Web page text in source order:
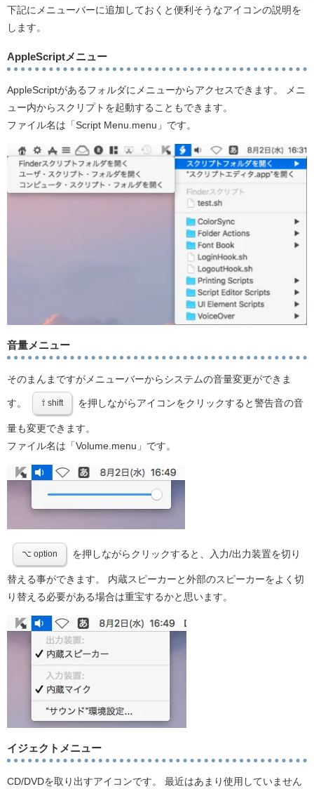
下記にメニューバーに追加しておくと便利そうなアイコンの説明を
します。
AppleScriptメニュー
AppleScriptがあるフォルダにメニューからアクセスできます。 メニ
ュー内からスクリプトを起動することもできます。
ファイル名は「Script Menu.menu」です。
音量メニュー
そのまんまですがメニューバーからシステムの音量変更ができま
す。 ⇧ shift を押しながらアイコンをクリックすると警告音の音
量も変更できます。
ファイル名は「Volume.menu」です。
⌥ option を押しながらクリックすると、入力/出力装置を切り
替える事ができます。 内蔵スピーカーと外部のスピーカーをよく切
り替える必要がある場合は重宝するかと思います。
イジェクトメニュー
CD/DVDを取り出すアイコンです。 最近はあまり使用していません